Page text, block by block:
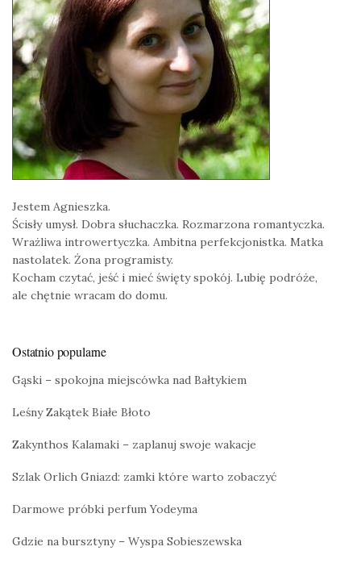
Jestem Agnieszka.
Ścisły umysł. Dobra słuchaczka. Rozmarzona romantyczka.
Wrażliwa introwertyczka. Ambitna perfekcjonistka. Matka
nastolatek. Żona programisty.
Kocham czytać, jeść i mieć święty spokój. Lubię podróże,
ale chętnie wracam do domu.
Ostatnio popularne
Gąski – spokojna miejscówka nad Bałtykiem
Leśny Zakątek Białe Błoto
Zakynthos Kalamaki – zaplanuj swoje wakacje
Szlak Orlich Gniazd: zamki które warto zobaczyć
Darmowe próbki perfum Yodeyma
Gdzie na bursztyny – Wyspa Sobieszewska